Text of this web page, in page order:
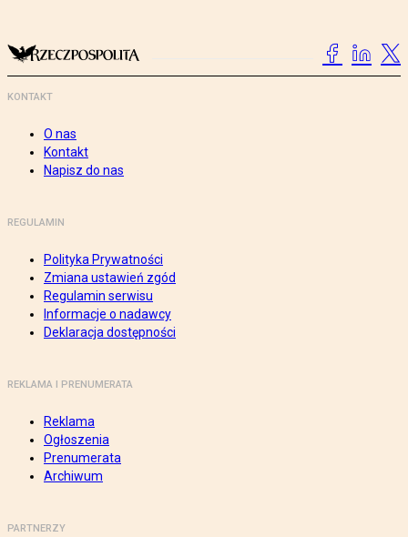
KONTAKT
O nas
Kontakt
Napisz do nas
REGULAMIN
Polityka Prywatności
Zmiana ustawień zgód
Regulamin serwisu
Informacje o nadawcy
Deklaracja dostępności
REKLAMA I PRENUMERATA
Reklama
Ogłoszenia
Prenumerata
Archiwum
PARTNERZY